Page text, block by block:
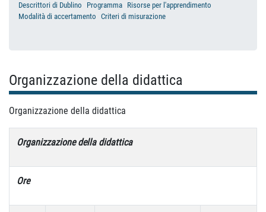
Descrittori di Dublino
Programma Risorse per l'apprendimento
Modalità di accertamento Criteri di misurazione
Organizzazione della didattica
Organizzazione della didattica
Organizzazione della didattica
Ore